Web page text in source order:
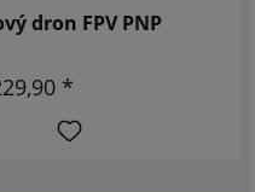
dron FPV PNP
*